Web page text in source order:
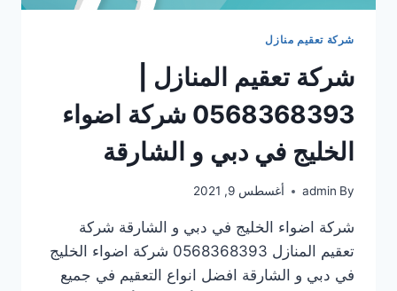
شركة تعقيم منازل
شركة تعقيم المنازل |
0568368393 شركة اضواء
الخليج في دبي و الشارقة
By
admin أغسطس 9, 2021
شركة اضواء الخليج في دبي و الشارقة شركة
تعقيم المنازل 0568368393 شركة اضواء الخليج
في دبي و الشارقة افضل انواع التعقيم في جميع